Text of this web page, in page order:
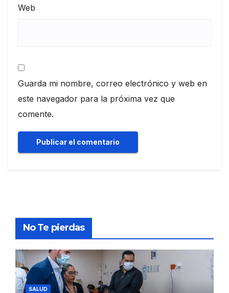
Web
Guarda mi nombre, correo electrónico y web en
este navegador para la próxima vez que
comente.
No Te pierdas
SALUD